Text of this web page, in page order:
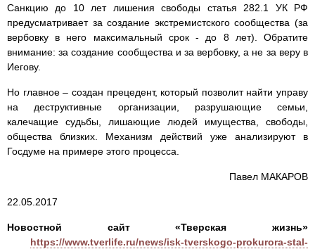
Санкцию до 10 лет лишения свободы статья 282.1 УК РФ
предусматривает за создание экстремистского сообщества (за
вербовку в него максимальный срок - до 8 лет). Обратите
внимание: за создание сообщества и за вербовку, а не за веру в
Иегову.
Но главное – создан прецедент, который позволит найти управу
на деструктивные организации, разрушающие семьи,
калечащие судьбы, лишающие людей имущества, свободы,
общества близких. Механизм действий уже анализируют в
Госдуме на примере этого процесса.
Павел МАКАРОВ
22.05.2017
Новостной сайт «Тверская жизнь»
https://www.tverlife.ru/news/isk-tverskogo-prokurora-stal-